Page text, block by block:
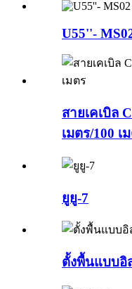
U55''-
สายเคเบิล
เมตร/100 เ
ยูยู-7
ตั้งพื้นแบบอิ